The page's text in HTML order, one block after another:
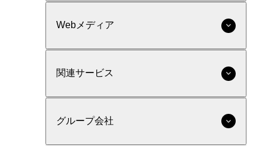
Webメディア
関連サービス
グループ会社